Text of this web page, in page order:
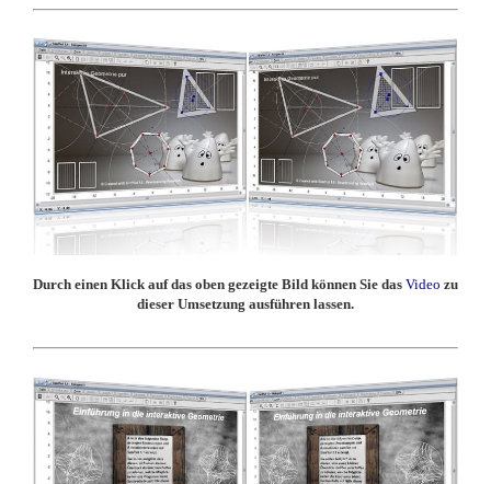
Durch einen Klick auf das oben gezeigte Bild können Sie das Video zu
dieser Umsetzung ausführen lassen.